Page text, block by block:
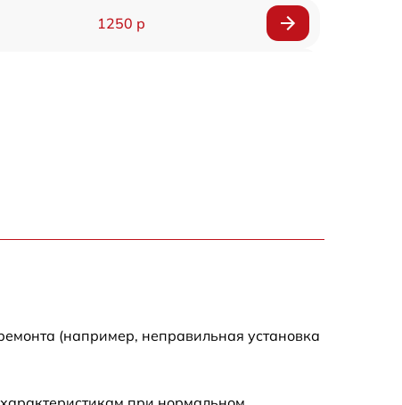
1250 р
(например, неправильная установка